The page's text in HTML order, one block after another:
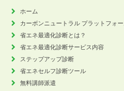
ホーム
カーボンニュートラル プラットフォ
省エネ最適化診断とは？
省エネ最適化診断サービス内容
ステップアップ診断
省エネセルフ診断ツール
無料講師派遣